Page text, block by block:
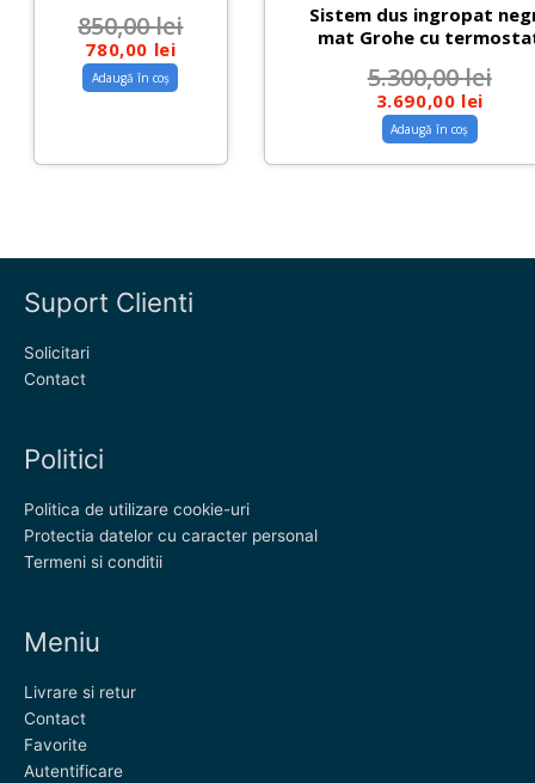
850,00lei
780,00 lei
Adaugă în coș
Sistem dus ingropat
mat Grohe cu
5.300,00lei
3.690,00 lei
Adaugă în coș
Suport Clienti
Solicitari
Contact
Politici
Politica de utilizare cookie-uri
Protectia datelor cu caracter personal
Termeni si conditii
Meniu
Livrare si retur
Contact
Favorite
Autentificare